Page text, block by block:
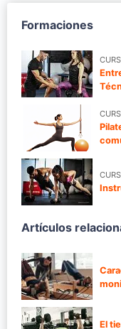
Formaciones
Artículos
El